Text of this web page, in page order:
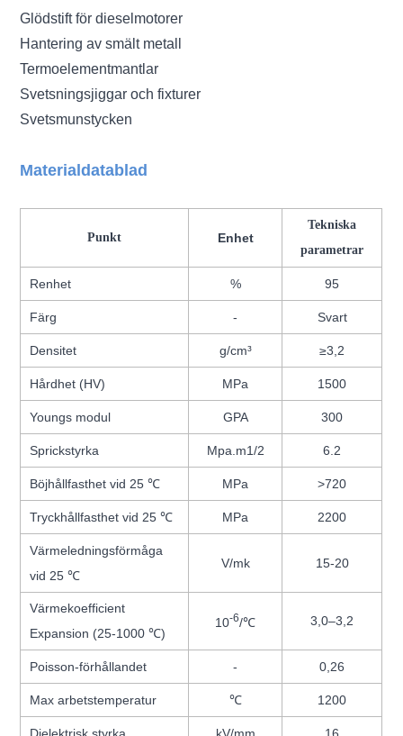
Glödstift för dieselmotorer
Hantering av smält metall
Termoelementmantlar
Svetsningsjiggar och fixturer
Svetsmunstycken
Materialdatablad
Punkt Enhet
Tekniska
parametrar
Renhet % 95
Färg - Svart
Densitet g/cm³ ≥3,2
Hårdhet (HV) MPa 1500
Youngs modul GPA 300
Sprickstyrka Mpa.m1/2 6.2
Böjhållfasthet vid 25 ℃ MPa >720
Tryckhållfasthet vid 25 ℃ MPa 2200
Värmeledningsförmåga
vid 25 ℃
V/mk 15-20
Värmekoefficient
Expansion (25-1000 ℃)
10-6/℃ 3,0–3,2
Poisson-förhållandet - 0,26
Max arbetstemperatur ℃ 1200